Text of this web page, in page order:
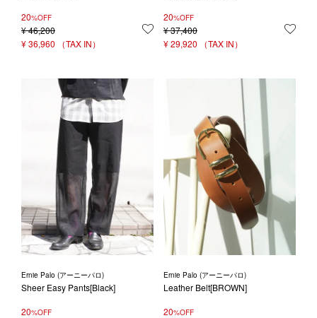
20%OFF
¥46,200
¥36,960
お気に入りに登録する
20%OFF
¥37,400
¥29,920
Ernie Palo (アーニーパロ)
Sheer Easy Pants[Black]
20%OFF
Ernie Palo (アーニーパロ)
Leather Belt[BROWN]
20%OFF